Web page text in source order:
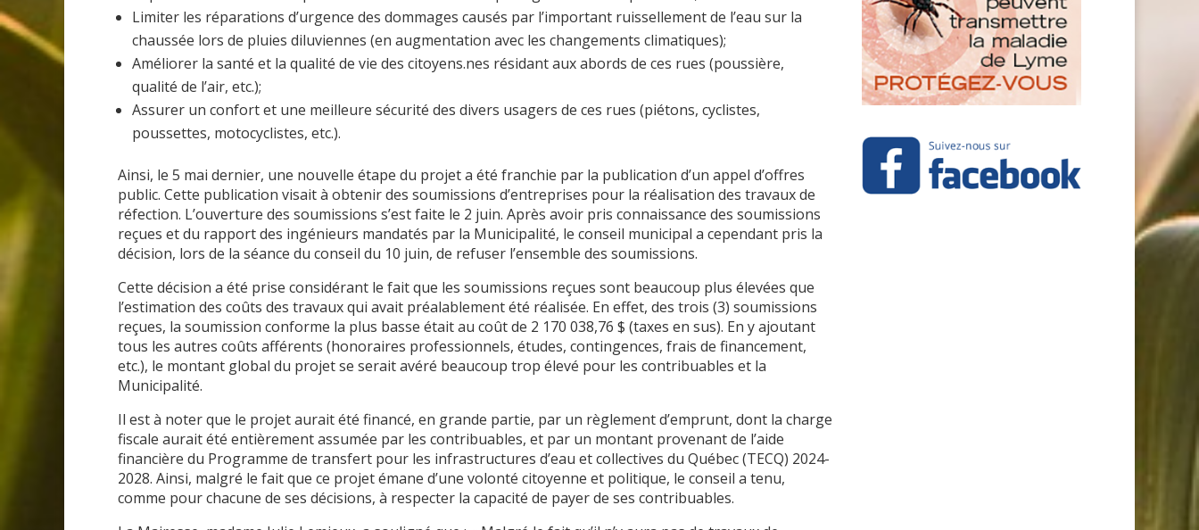
Limiter les réparations d’urgence des dommages causés par l’important ruissellement de l’eau sur la
chaussée lors de pluies diluviennes (en augmentation avec les changements climatiques);
Améliorer la santé et la qualité de vie des citoyens.nes résidant aux abords de ces rues (poussière,
qualité de l’air, etc.);
Assurer un confort et une meilleure sécurité des divers usagers de ces rues (piétons, cyclistes,
poussettes, motocyclistes, etc.).
Ainsi, le 5 mai dernier, une nouvelle étape du projet a été franchie par la publication d’un appel d’offres
public. Cette publication visait à obtenir des soumissions d’entreprises pour la réalisation des travaux de
réfection. L’ouverture des soumissions s’est faite le 2 juin. Après avoir pris connaissance des soumissions
reçues et du rapport des ingénieurs mandatés par la Municipalité, le conseil municipal a cependant pris la
décision, lors de la séance du conseil du 10 juin, de refuser l’ensemble des soumissions.
Cette décision a été prise considérant le fait que les soumissions reçues sont beaucoup plus élevées que
l’estimation des coûts des travaux qui avait préalablement été réalisée. En effet, des trois (3) soumissions
reçues, la soumission conforme la plus basse était au coût de 2 170 038,76 $ (taxes en sus). En y ajoutant
tous les autres coûts afférents (honoraires professionnels, études, contingences, frais de financement,
etc.), le montant global du projet se serait avéré beaucoup trop élevé pour les contribuables et la
Municipalité.
Il est à noter que le projet aurait été financé, en grande partie, par un règlement d’emprunt, dont la charge
fiscale aurait été entièrement assumée par les contribuables, et par un montant provenant de l’aide
financière du Programme de transfert pour les infrastructures d’eau et collectives du Québec (TECQ) 2024-
2028. Ainsi, malgré le fait que ce projet émane d’une volonté citoyenne et politique, le conseil a tenu,
comme pour chacune de ses décisions, à respecter la capacité de payer de ses contribuables.